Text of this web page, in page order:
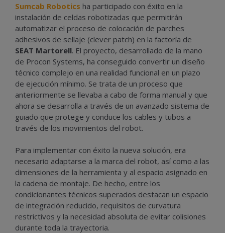
Sumcab Robotics ha participado con éxito en la
instalación de celdas robotizadas que permitirán
automatizar el proceso de colocación de parches
adhesivos de sellaje (clever patch) en la factoría de
SEAT Martorell. El proyecto, desarrollado de la mano
de Procon Systems, ha conseguido convertir un diseño
técnico complejo en una realidad funcional en un plazo
de ejecución mínimo. Se trata de un proceso que
anteriormente se llevaba a cabo de forma manual y que
ahora se desarrolla a través de un avanzado sistema de
guiado que protege y conduce los cables y tubos a
través de los movimientos del robot.
Para implementar con éxito la nueva solución, era
necesario adaptarse a la marca del robot, así como a las
dimensiones de la herramienta y al espacio asignado en
la cadena de montaje. De hecho, entre los
condicionantes técnicos superados destacan un espacio
de integración reducido, requisitos de curvatura
restrictivos y la necesidad absoluta de evitar colisiones
durante toda la trayectoria.